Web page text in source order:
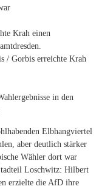
Krah einen
/ Gorbis erreichte Krah
in den
Elbhangviertel
aber deutlich stärker
Wähler dort war
Loschwitz: Hilbert
erzielte die AfD ihre